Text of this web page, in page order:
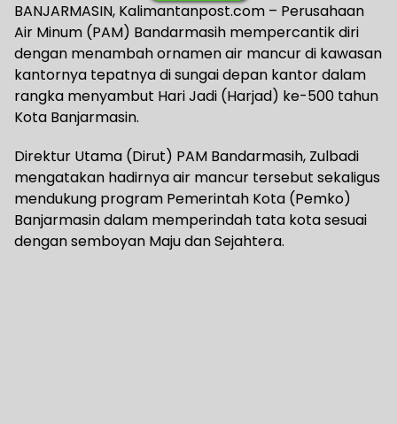
BANJARMASIN, Kalimantanpost.com – Perusahaan
Air Minum (PAM) Bandarmasih mempercantik diri
dengan menambah ornamen air mancur di kawasan
kantornya tepatnya di sungai depan kantor dalam
rangka menyambut Hari Jadi (Harjad) ke-500 tahun
Kota Banjarmasin.
Direktur Utama (Dirut) PAM Bandarmasih, Zulbadi
mengatakan hadirnya air mancur tersebut sekaligus
mendukung program Pemerintah Kota (Pemko)
Banjarmasin dalam memperindah tata kota sesuai
dengan semboyan Maju dan Sejahtera.